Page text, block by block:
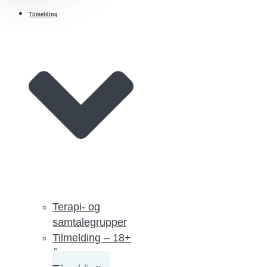
Tilmelding
Terapi- og
samtalegrupper
Tilmelding – 18+
år